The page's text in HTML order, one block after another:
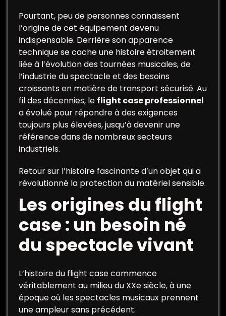
Pourtant, peu de personnes connaissent
l’origine de cet équipement devenu
indispensable. Derrière son apparence
technique se cache une histoire étroitement
liée à l’évolution des tournées musicales, de
l’industrie du spectacle et des besoins
croissants en matière de transport sécurisé. Au
fil des décennies, le flight case professionnel
a évolué pour répondre à des exigences
toujours plus élevées, jusqu’à devenir une
référence dans de nombreux secteurs
industriels.
Retour sur l’histoire fascinante d’un objet qui a
révolutionné la protection du matériel sensible.
Les origines du flight
case : un besoin né
du spectacle vivant
L’histoire du flight case commence
véritablement au milieu du XXe siècle, à une
époque où les spectacles musicaux prennent
une ampleur sans précédent.